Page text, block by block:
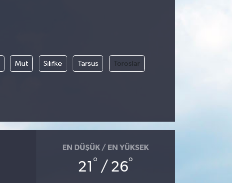
Mut Silifke Tarsus Toroslar
EN DÜŞÜK / EN YÜKSEK
21° / 26°